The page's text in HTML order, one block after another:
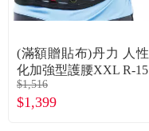
(滿額贈貼布)丹力 人性
化加強型護腰XXL R-15
$1,516
$1,399